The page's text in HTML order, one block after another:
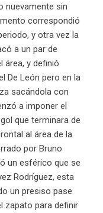
nuevamente sin
correspondió
y otra vez la
a un par de
área, y definió
De León pero en la
sacándola con
a imponer el
que terminara de
al área de la
por Bruno
un esférico que se
Rodríguez, esta
un presiso pase
zapato para definir